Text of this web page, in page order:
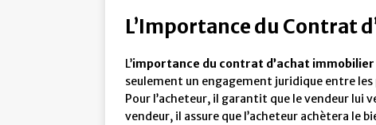
L’Importance du Contrat
L’importance du contrat d’achat immobilier
seulement un engagement juridique entre
Pour l’acheteur, il garantit que le vendeur lui
vendeur, il assure que l’acheteur achètera le